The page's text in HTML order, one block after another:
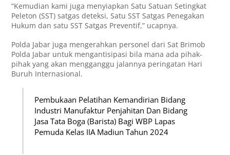
“Kemudian kami juga menyiapkan Satu Satuan Setingkat
Peleton (SST) satgas deteksi, Satu SST Satgas Penegakan
Hukum dan satu SST Satgas Preventif,” ucapnya.
Polda Jabar juga mengerahkan personel dari Sat Brimob
Polda Jabar untuk mengantisipasi bila mana ada pihak-
pihak yang akan mengganggu jalannya peringatan Hari
Buruh Internasional.
Pembukaan Pelatihan Kemandirian Bidang
Industri Manufaktur Penjahitan Dan Bidang
Jasa Tata Boga (Barista) Bagi WBP Lapas
Pemuda Kelas IIA Madiun Tahun 2024